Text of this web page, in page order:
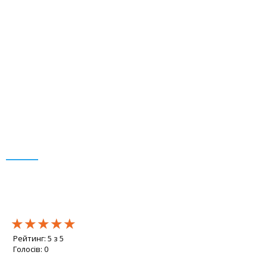
★★★★★
★★★★★
★★★★★
Рейтинг: 5 з 5
Голосів: 0